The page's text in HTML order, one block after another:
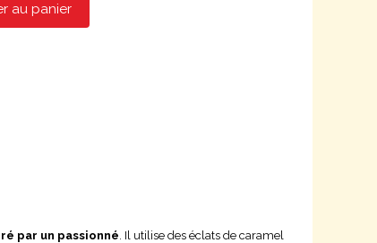
au panier
par un passionné. Il utilise des éclats de caramel